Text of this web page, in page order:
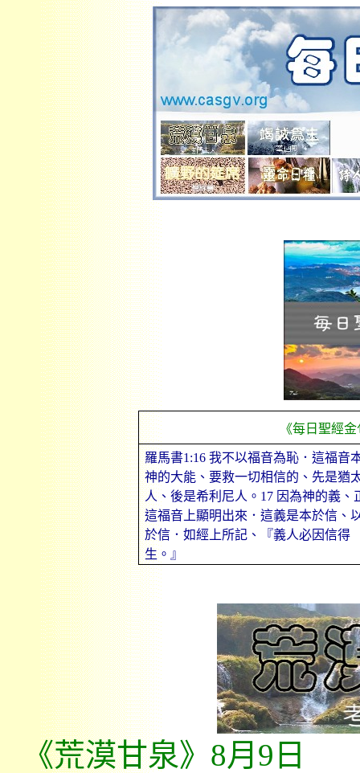
《每日聖經
羅馬書1:16 我不以福音為恥．這福音
神的大能、要救一切相信的、先是猶
人、後是希利尼人。 17 因為神的義、
這福音上顯明出來．這義是本於信、
於信．如經上所記、『義人必因信得
生。』
《荒漠甘泉》 8月 9 日